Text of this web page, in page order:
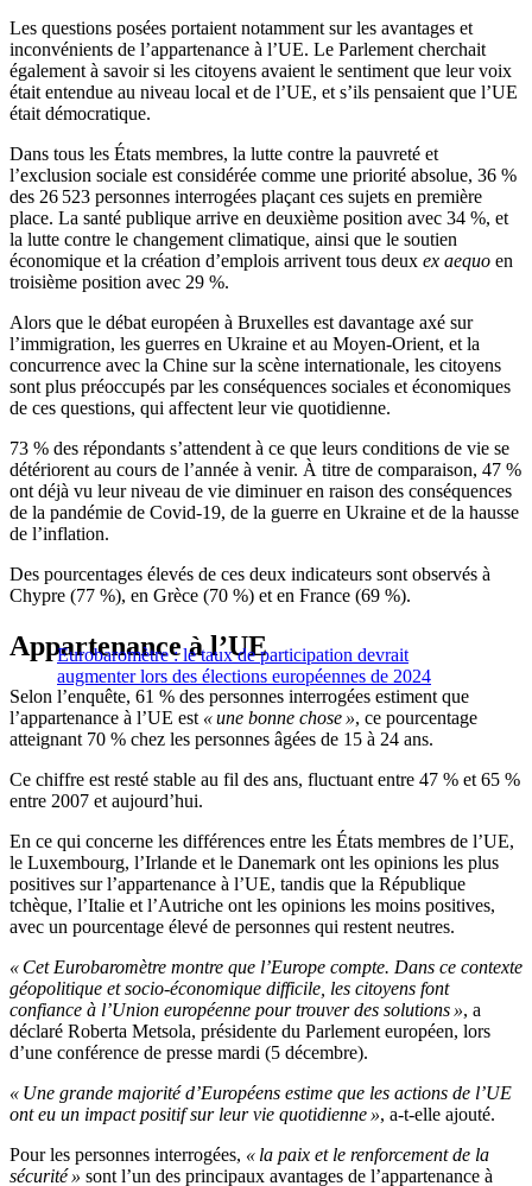
Les questions posées portaient notamment sur les avantages et
inconvénients de l’appartenance à l’UE. Le Parlement cherchait
également à savoir si les citoyens avaient le sentiment que leur voix
était entendue au niveau local et de l’UE, et s’ils pensaient que l’UE
était démocratique.
Dans tous les États membres, la lutte contre la pauvreté et
l’exclusion sociale est considérée comme une priorité absolue, 36 %
des 26 523 personnes interrogées plaçant ces sujets en première
place. La santé publique arrive en deuxième position avec 34 %, et
la lutte contre le changement climatique, ainsi que le soutien
économique et la création d’emplois arrivent tous deux ex aequo en
troisième position avec 29 %.
Alors que le débat européen à Bruxelles est davantage axé sur
l’immigration, les guerres en Ukraine et au Moyen-Orient, et la
concurrence avec la Chine sur la scène internationale, les citoyens
sont plus préoccupés par les conséquences sociales et économiques
de ces questions, qui affectent leur vie quotidienne.
73 % des répondants s’attendent à ce que leurs conditions de vie se
détériorent au cours de l’année à venir. À titre de comparaison, 47 %
ont déjà vu leur niveau de vie diminuer en raison des conséquences
de la pandémie de Covid-19, de la guerre en Ukraine et de la hausse
de l’inflation.
Des pourcentages élevés de ces deux indicateurs sont observés à
Chypre (77 %), en Grèce (70 %) et en France (69 %).
Eurobaromètre : le taux de participation devrait
augmenter lors des élections européennes de 2024
Appartenance à l’UE
Selon l’enquête, 61 % des personnes interrogées estiment que
l’appartenance à l’UE est « une bonne chose », ce pourcentage
atteignant 70 % chez les personnes âgées de 15 à 24 ans.
Ce chiffre est resté stable au fil des ans, fluctuant entre 47 % et 65 %
entre 2007 et aujourd’hui.
En ce qui concerne les différences entre les États membres de l’UE,
le Luxembourg, l’Irlande et le Danemark ont les opinions les plus
positives sur l’appartenance à l’UE, tandis que la République
tchèque, l’Italie et l’Autriche ont les opinions les moins positives,
avec un pourcentage élevé de personnes qui restent neutres.
« Cet Eurobaromètre montre que l’Europe compte. Dans ce contexte
géopolitique et socio-économique difficile, les citoyens font
confiance à l’Union européenne pour trouver des solutions », a
déclaré Roberta Metsola, présidente du Parlement européen, lors
d’une conférence de presse mardi (5 décembre).
« Une grande majorité d’Européens estime que les actions de l’UE
ont eu un impact positif sur leur vie quotidienne », a-t-elle ajouté.
Pour les personnes interrogées, « la paix et le renforcement de la
sécurité » sont l’un des principaux avantages de l’appartenance à